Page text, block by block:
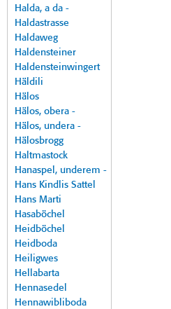
Halda, a da -
Haldastrasse
Haldaweg
Haldensteiner
Haldensteinwingert
Häldili
Hälos
Hälos, obera -
Hälos, undera -
Hälosbrogg
Haltmastock
Hanaspel, underem -
Hans Kindlis Sattel
Hans Marti
Hasaböchel
Heidböchel
Heidboda
Heiligwes
Hellabarta
Hennasedel
Hennawibliboda